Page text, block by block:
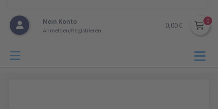
Mein Konto
Anmelden/Registrieren
0,00 €